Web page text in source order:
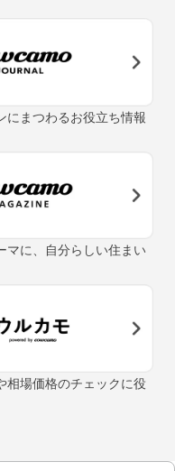
にまつわるお役立ち情報
マに、自分らしい住まい
相場価格のチェックに役